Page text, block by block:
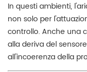
In questi ambienti,
non solo per
controllo. Anche una
alla deriva del
all'incoerenza della